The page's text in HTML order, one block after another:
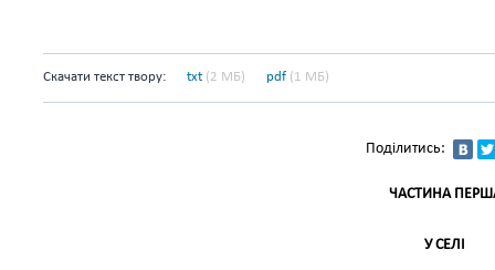
Скачати текст твору: txt (2 МБ) pdf (1 МБ)
Поділитись:
ЧАСТИНА
У СЕЛІ